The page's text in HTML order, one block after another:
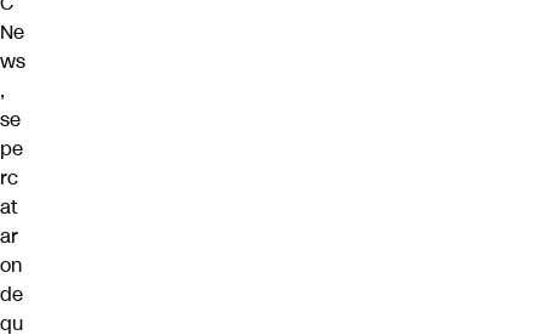
Ne
ws
,
se
pe
rc
at
ar
on
de
qu